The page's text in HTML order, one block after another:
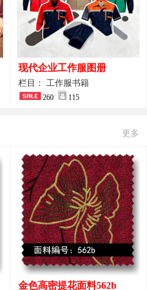
现代企业工作服图册
栏目： 工作服书籍
260 115
更多
金色高密提花面料562b